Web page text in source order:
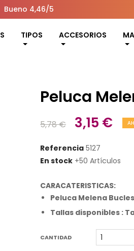
Bueno 4,46/5
TIPOS ACCESORIOS
Peluca
5,78 € 3,15 €
Referencia 5127
En stock +50 Artículos
CARACATERISTICAS:
Peluca Melena Bucles
Tallas disponibles :
CANTIDAD